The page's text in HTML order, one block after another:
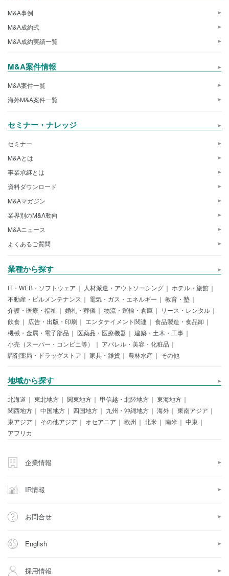
M&A事例
M&A成約式
M&A成約実績一覧
M&A案件情報
M&A案件一覧
海外M&A案件一覧
セミナー・ナレッジ
セミナー
M&Aとは
事業承継とは
資料ダウンロード
M&Aマガジン
業界別のM&A動向
M&Aニュース
よくあるご質問
業種から探す
IT・WEB・ソフトウェア 人材派遣・アウトソーシング
ホテル・旅館
不動産・ビルメンテナンス
電気・ガス・エネルギー
教育・塾
介護・医療・福祉
婚礼・葬儀 物流・運輸・倉庫
リース・レンタル
飲食
広告・出版・印刷 エンタテイメント関連
食品製造・食品卸
機械・金属・電子部品
医薬品・医療機器
建築・土木・工事
小売（スーパー・コンビニ等）
アパレル・美容・化粧品
調剤薬局・ドラッグストア
家具・雑貨 農林水産 その他
地域から探す
北海道 東北地方 関東地方 甲信越・北陸地方
東海地方
関西地方
中国地方 四国地方 九州・沖縄地方 海外
東南アジア
東アジア
その他アジア オセアニア 欧州 北米 南米
中東
アフリカ
企業情報
IR情報
お問合せ
English
採用情報